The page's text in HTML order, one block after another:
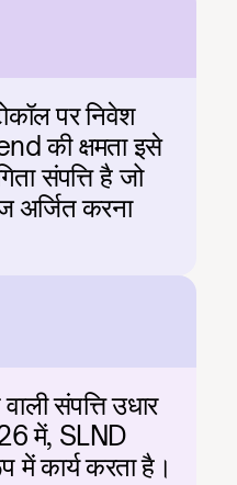
पर निवेश
की क्षमता इसे
संपत्ति है जो
अर्जित करना
संपत्ति उधार
में, SLND
में कार्य करता है।